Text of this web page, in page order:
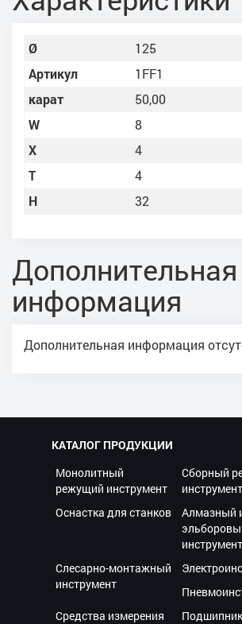
Ø
125
Артикул
1FF1
карат
50,00
W
8
X
4
Т
4
Н
32
Дополнительная
информация
Дополнительная информация
КАТАЛОГ ПРОДУКЦИИ
Монолитный
режущий инструмент
Сборный
инструмент
Оснастка для станков
Алмазный
инструмент
Слесарно-монтажный
инструмент
Средства измерения